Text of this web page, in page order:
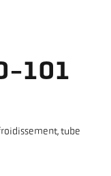
101
tube